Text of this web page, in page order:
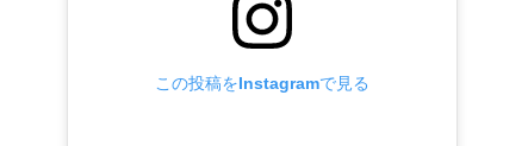
この投稿をInstagramで見る